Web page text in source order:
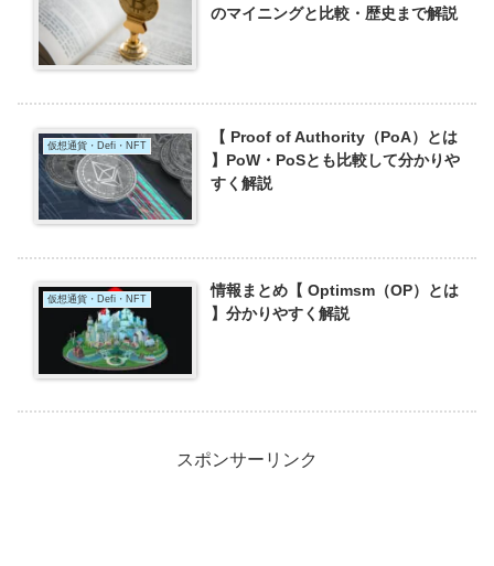
のマイニングと比較・歴史まで解説
仮想通貨・Defi・NFT
【 Proof of Authority（PoA）とは
】PoW・PoSとも比較して分かりや
すく解説
仮想通貨・Defi・NFT
情報まとめ【 Optimsm（OP）とは
】分かりやすく解説
スポンサーリンク